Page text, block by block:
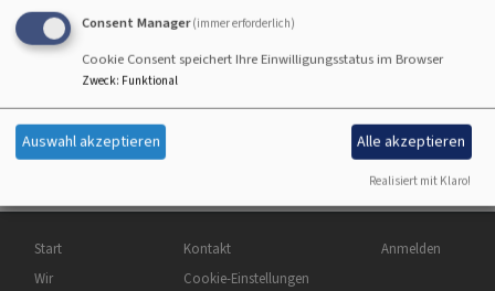
84032 Landshut
Mail:
Hauptnavigation
Start
Wir
Fußbereichsmenü
Kontakt
Cookie-Einstellungen
Benutzermenü
Anmelden
Consent Manager (immer erforderlich)
Cookie Consent speichert Ihre Einwilligungsstatus im Browser
Zweck: Funktional
Auswahl akzeptieren Alle akzeptieren
Realisiert mit Klaro!